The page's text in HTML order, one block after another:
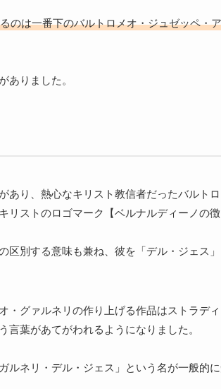
のは一番下のバルトロメオ・ジュゼッペ・
ありました。
あり、熱心なキリスト教信者だったバルト
ストのロゴマーク【ベルナルディーノの徴
区別する意味も兼ね、彼を「デル・ジェス
・グァルネリの作り上げる作品はストラデ
葉があてがわれるようになりました。
ルネリ・デル・ジェス」という名が一般的